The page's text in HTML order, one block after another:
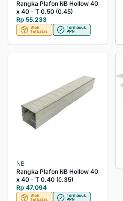
Rangka Plafon NB Hollow 40
x 40 - T 0.50 (0.45)
Rp 55.233
NB
Rangka Plafon NB Hollow 40
x 40 - T 0.40 (0.35)
Rp 47.094